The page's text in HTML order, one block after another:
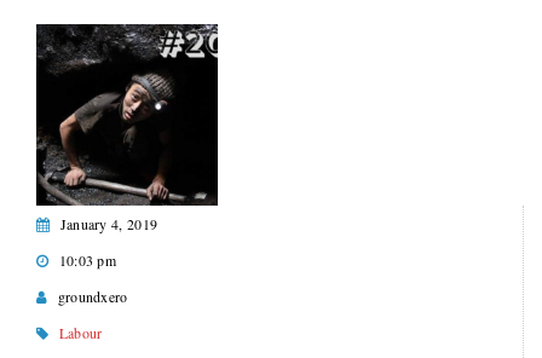
January 4, 2019
10:03 pm
groundxero
Labour